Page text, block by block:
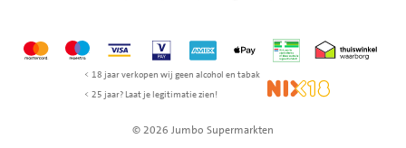
MastercardMaestroVisa Vpay American Express
Apple Pay Thuiswinkel
< 18 jaar verkopen wij geen alcohol en tabak
< 25 jaar? Laat je legitimatie zien!
NIX18
© 2026 Jumbo Supermarkten